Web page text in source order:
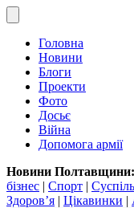
Головна
Новини
Блоги
Проекти
Фото
Досьє
Війна
Допомога армії
Новини Полтавщини:
бізнес | Спорт |
Здоров’я | Цікавинки |